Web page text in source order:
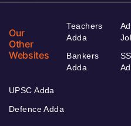
Our
Other
Websites
Teachers
Adda
Bankers
Adda
UPSC Adda
Defence Adda